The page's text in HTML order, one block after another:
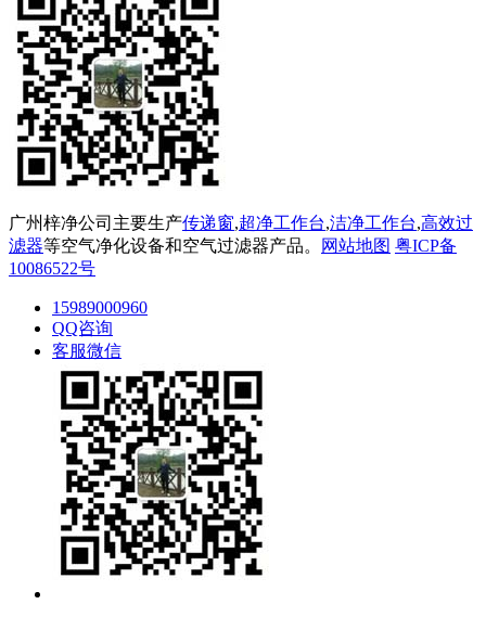
广州梓净公司主要生产传递窗,超净工作台,洁净工作台,高效过
滤器等空气净化设备和空气过滤器产品。 网站地图 粤ICP备
10086522号
15989000960
QQ咨询
客服微信